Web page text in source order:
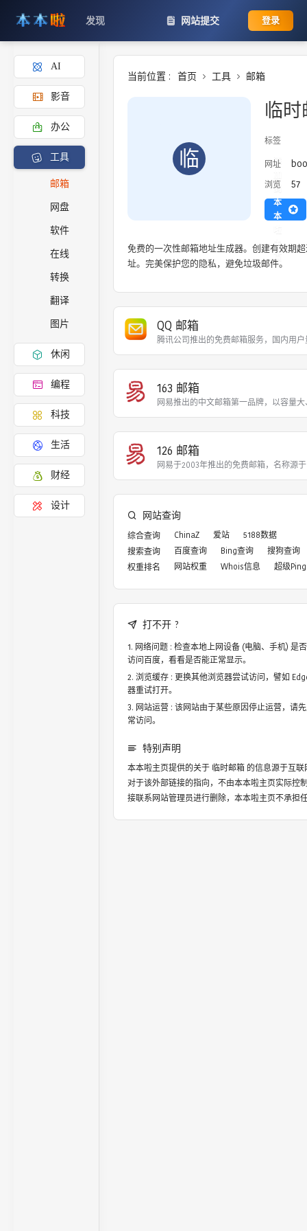
发现 网站提交 登录
AI
影音
办公
工具
邮箱
网盘
软件
在线
转换
翻译
图片
休闲
编程
科技
生活
财经
设计
当前位置 : 首页 工具 邮箱
临
临
标签
网址
浏览 57
添
到
本
本
主
页
免费的一次性邮箱地址生成器。创建有效期
址。完美保护您的隐私，避免垃圾邮件。
QQ 邮箱
腾讯公司推出的免费邮箱服务，国内用
163 邮箱
网易推出的中文邮箱第一品牌，以容量
126 邮箱
网易于2003年推出的免费邮箱，名称源
网站查询
综合查询 ChinaZ 爱站
5188数据
搜索查询
百度查询 Bing查询
搜狗查询
权重排名
网站权重 Whois信息 超级Ping
打不开 ?
网络问题 : 检查本地上网设备 (电脑、手机) 是
访问百度，看看是否能正常显示。
浏览缓存 : 更换其他浏览器尝试访问，譬如
器重试打开。
网站运营 : 该网站由于某些原因停止运营，请
常访问。
特别声明
本本啦主页提供的关于 临时邮箱的信息源于互联
对于该外部链接的指向，不由本本啦主页实际控
接联系网站管理员进行删除，本本啦主页不承担